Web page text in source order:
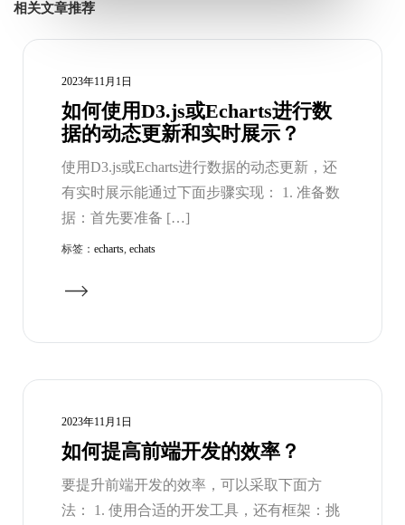
相关文章推荐
2023年11月1日
如何使用D3.js或Echarts进行数
据的动态更新和实时展示？
使用D3.js或Echarts进行数据的动态更新，还
有实时展示能通过下面步骤实现： 1. 准备数
据：首先要准备 […]
标签： echarts, echats
2023年11月1日
如何提高前端开发的效率？
要提升前端开发的效率，可以采取下面方
法： 1. 使用合适的开发工具，还有框架：挑